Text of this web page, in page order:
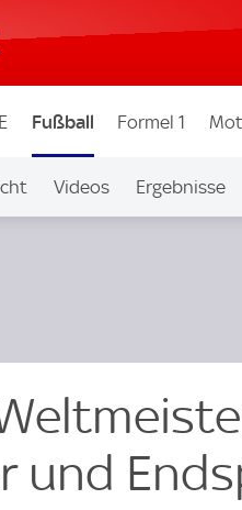
Fußball Formel 1
Videos Ergebnisse
und